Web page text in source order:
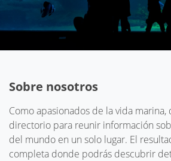
Sobre nosotros
Como apasionados de la vida
directorio para reunir información
del mundo en un solo lugar. El
completa donde podrás descubrir